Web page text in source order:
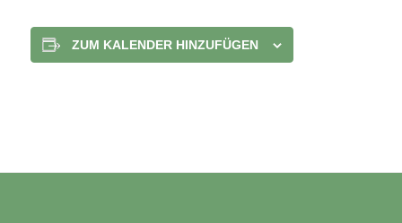
ZUM KALENDER HINZUFÜGEN